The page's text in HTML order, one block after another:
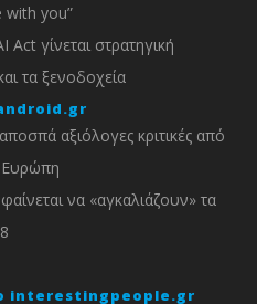
with you”
γίνεται στρατηγική
τα ξενοδοχεία
αξιόλογες κριτικές από
Ευρώπη
να «αγκαλιάζουν» τα
interestingpeople.gr